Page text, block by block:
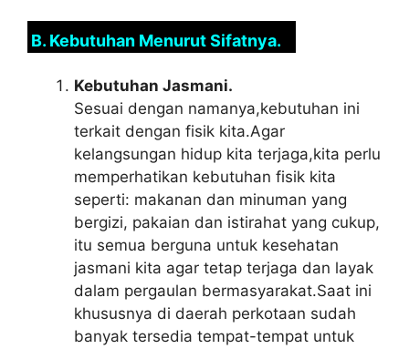
B. Kebutuhan Menurut Sifatnya.
Kebutuhan Jasmani.
Sesuai dengan namanya,kebutuhan ini
terkait dengan fisik kita.Agar
kelangsungan hidup kita terjaga,kita perlu
memperhatikan kebutuhan fisik kita
seperti: makanan dan minuman yang
bergizi, pakaian dan istirahat yang cukup,
itu semua berguna untuk kesehatan
jasmani kita agar tetap terjaga dan layak
dalam pergaulan bermasyarakat.Saat ini
khususnya di daerah perkotaan sudah
banyak tersedia tempat-tempat untuk